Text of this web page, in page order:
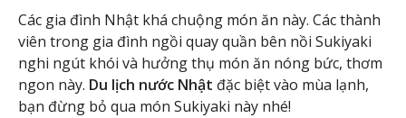
Các gia đình Nhật khá chuộng món ăn này. Các thành
viên trong gia đình ngồi quay quần bên nồi Sukiyaki
nghi ngút khói và hưởng thụ món ăn nóng bức, thơm
ngon này. Du lịch nước Nhật đặc biệt vào mùa lạnh,
bạn đừng bỏ qua món Sukiyaki này nhé!